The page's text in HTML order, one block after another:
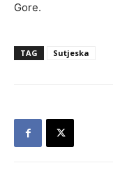
Gore.
TAG Sutjeska